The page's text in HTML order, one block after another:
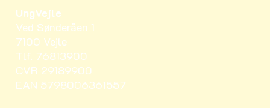
UngVejle
Ved Sønderåen 1
7100 Vejle
Tlf. 76813900
CVR 29189900
EAN 5798006361557